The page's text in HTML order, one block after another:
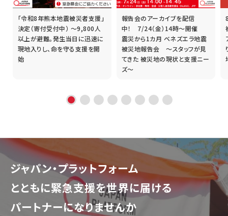
「令和8年熊本地震被災者支援」
決定（寄付受付中） ～9,800人
以上が避難。発生当日に迅速に
現地入りし、命を守る支援を開
始
報告会のアーカイブを配信
中！ 7/24（金）14時～開催
震災から1カ月 ベネズエラ地震
被災地報告会 ～スタッフが見
てきた 被災地の現状と支援ニー
ズ～
ジャパン・プラットフォーム
とともに緊急支援を世界に届ける
パートナーになりませんか